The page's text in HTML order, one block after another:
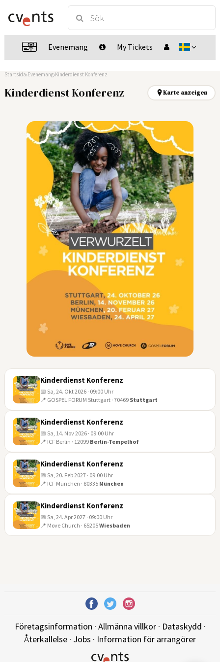
Evenemang My Tickets
Startsida Evenemang Kinderdienst Konferenz
Kinderdienst Konferenz Karte anzeigen
24
Kinderdienst Konferenz
📅 Sa, 24. Okt 2026 · 09:00 Uhr
📍 GOSPEL FORUM Stuttgart · 70469 Stuttgart
14
Kinderdienst Konferenz
📅 Sa, 14. Nov 2026 · 09:00 Uhr
📍 ICF Berlin · 12099 Berlin-Tempelhof
20
Kinderdienst Konferenz
📅 Sa, 20. Feb 2027 · 09:00 Uhr
📍 ICF München · 80335 München
24
Kinderdienst Konferenz
📅 Sa, 24. Apr 2027 · 09:00 Uhr
📍 Move Church · 65205Wiesbaden
Företagsinformation · Allmänna villkor· Dataskydd ·
Återkallelse · Jobs · Information för arrangörer